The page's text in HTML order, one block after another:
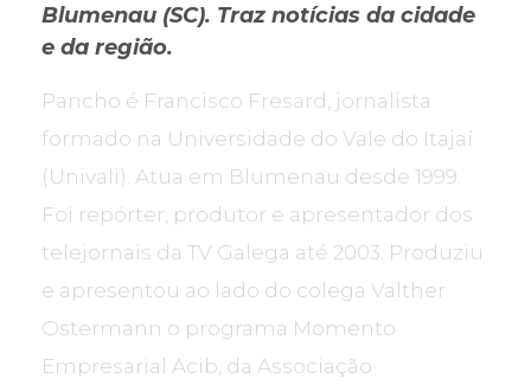
Blumenau (SC). Traz notícias da cidade
e da região.
Pancho é Francisco Fresard, jornalista
formado na Universidade do Vale do Itajaí
(Univali). Atua em Blumenau desde 1999.
Foi repórter, produtor e apresentador dos
telejornais da TV Galega até 2003. Produziu
e apresentou ao lado do colega Valther
Ostermann o programa Momento
Empresarial Acib, da Associação